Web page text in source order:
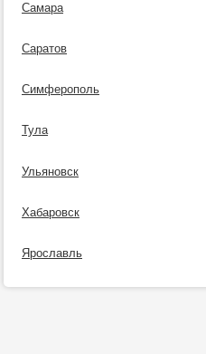
Самара
Саратов
Симферополь
Тула
Ульяновск
Хабаровск
Ярославль